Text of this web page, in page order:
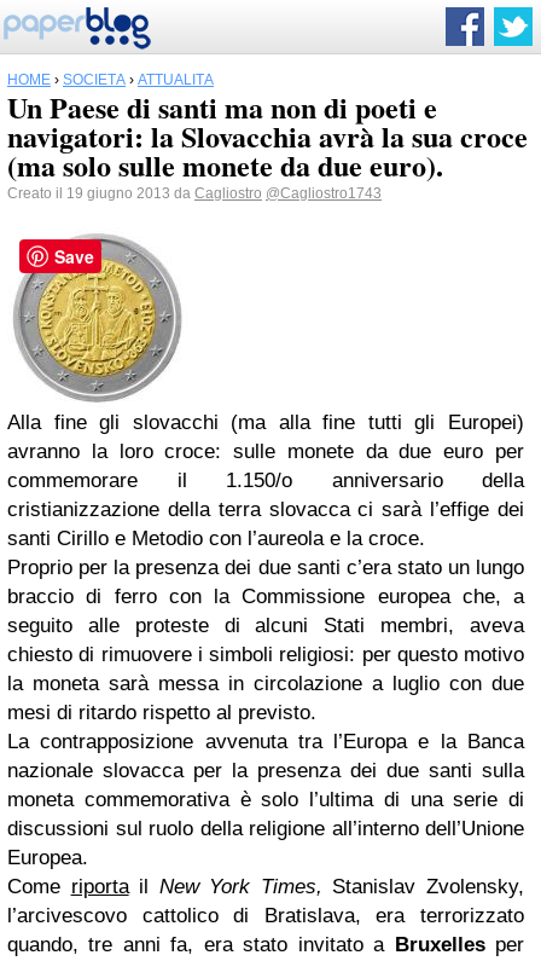
HOME › SOCIETÀ › ATTUALITÀ
Un Paese di santi ma non di poeti e
navigatori: la Slovacchia avrà la sua croce
(ma solo sulle monete da due euro).
Creato il 19 giugno 2013 da Cagliostro @Cagliostro1743
Alla fine gli slovacchi (ma alla fine tutti gli Europei)
avranno la loro croce: sulle monete da due euro per
commemorare il 1.150/o anniversario della
cristianizzazione della terra slovacca ci sarà l’effige dei
santi Cirillo e Metodio con l’aureola e la croce.
Proprio per la presenza dei due santi c’era stato un lungo
braccio di ferro con la Commissione europea che, a
seguito alle proteste di alcuni Stati membri, aveva
chiesto di rimuovere i simboli religiosi: per questo motivo
la moneta sarà messa in circolazione a luglio con due
mesi di ritardo rispetto al previsto.
La contrapposizione avvenuta tra l’Europa e la Banca
nazionale slovacca per la presenza dei due santi sulla
moneta commemorativa è solo l’ultima di una serie di
discussioni sul ruolo della religione all’interno dell’Unione
Europea.
Come riportail New York Times, Stanislav Zvolensky,
l’arcivescovo cattolico di Bratislava, era terrorizzato
quando, tre anni fa, era stato invitato a Bruxellesper
Save